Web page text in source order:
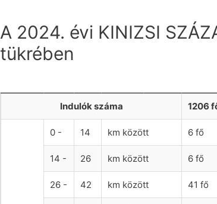
A 2024. évi KINIZSI
tükrében
Indulók száma 1206
0 - 14 km között 6 fő
14 - 26 km között 6 fő
26 - 42 km között 41 fő